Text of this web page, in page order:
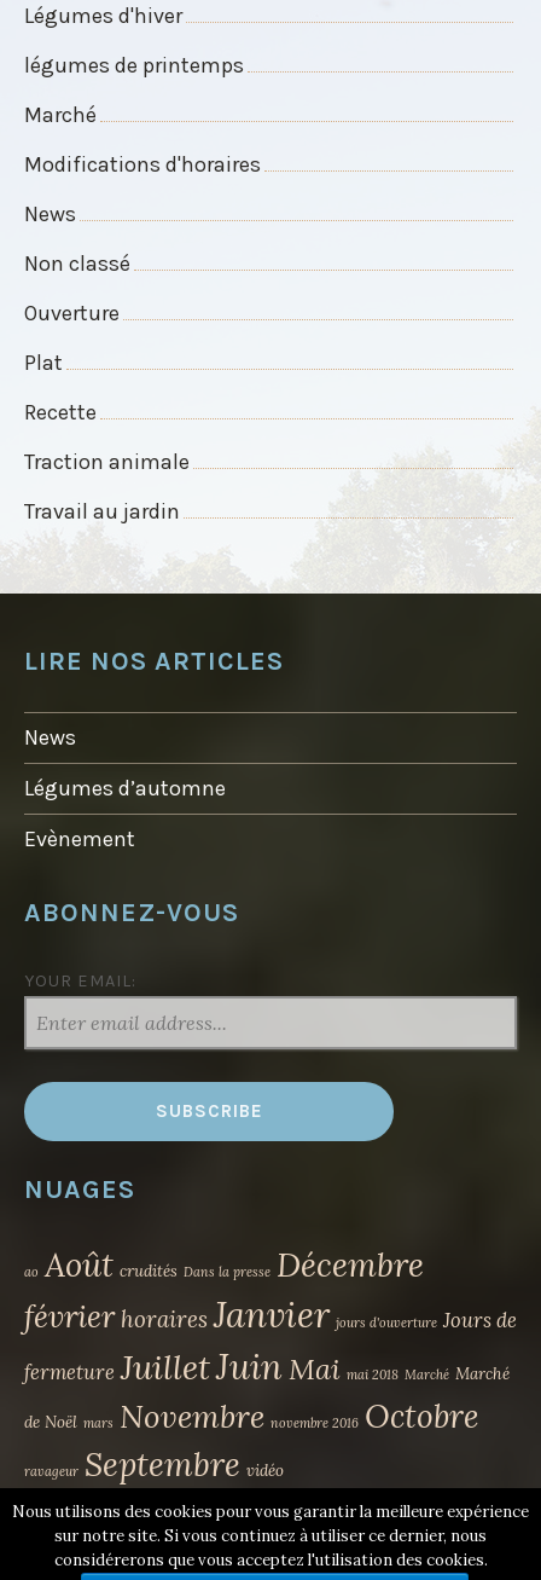
Légumes d'hiver
légumes de printemps
Marché
Modifications d'horaires
News
Non classé
Ouverture
Plat
Recette
Traction animale
Travail au jardin
LIRE NOS ARTICLES
News
Légumes d’automne
Evènement
ABONNEZ-VOUS
YOUR EMAIL:
NUAGES
ao Août crudités Dans la presse Décembre
février horaires Janvier jours d'ouverture Jours de
fermeture JuilletJuinMai mai 2018 Marché Marché
de Noël mars Novembre novembre 2016 Octobre
ravageur Septembre vidéo
Mentions Légales Contact
Nous utilisons des cookies pour vous garantir la meilleure expérience
sur notre site. Si vous continuez à utiliser ce dernier, nous
considérerons que vous acceptez l'utilisation des cookies.